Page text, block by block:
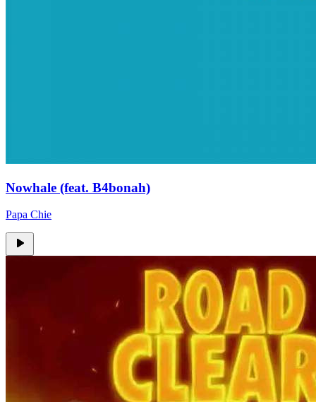
Nowhale (feat. B4bonah)
Papa Chie